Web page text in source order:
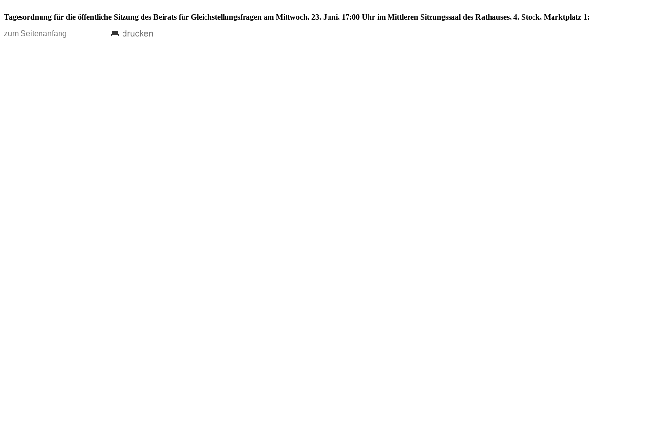
Tagesordnung für die öffentliche Sitzung des Beirats für Gleichstellungsfragen am Mittwoch, 23. Juni, 17:00 Uhr im Mittleren Sitzungssaal des Rathauses, 4. Stock, Marktplatz 1:
zum Seitenanfang